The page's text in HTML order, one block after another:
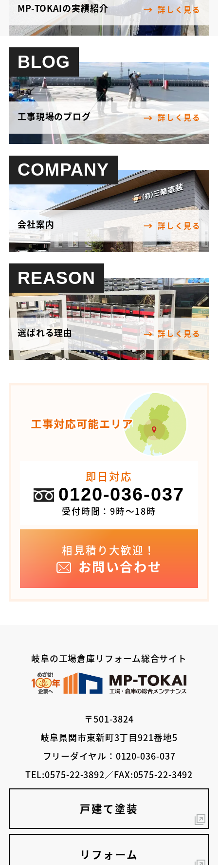
MP-TOKAIの実績紹介 詳しく見る
BLOG
工事現場のブログ 詳しく見る
COMPANY
会社案内 詳しく見る
REASON
選ばれる理由 詳しく見る
即日対応
0120-036-037
受付時間：9時～18時
相見積り大歓迎！
お問い合わせ
岐阜の工場倉庫リフォーム総合サイト
〒501-3824
岐阜県関市東新町3丁目921番地5
フリーダイヤル：0120-036-037
TEL:0575-22-3892／FAX:0575-22-3492
戸建て塗装
リフォーム